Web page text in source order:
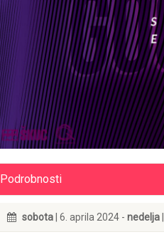
Podrobnosti
sobota | 6. aprila 2024 - nedelja